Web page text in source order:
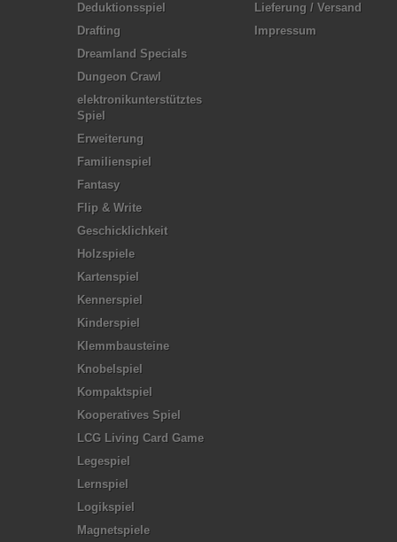
Deduktionsspiel
Drafting
Dreamland Specials
Dungeon Crawl
elektronikunterstütztes
Spiel
Erweiterung
Familienspiel
Fantasy
Flip & Write
Geschicklichkeit
Holzspiele
Kartenspiel
Kennerspiel
Kinderspiel
Klemmbausteine
Knobelspiel
Kompaktspiel
Kooperatives Spiel
LCG Living Card Game
Legespiel
Lernspiel
Logikspiel
Magnetspiele
Lieferung / Versand
Impressum